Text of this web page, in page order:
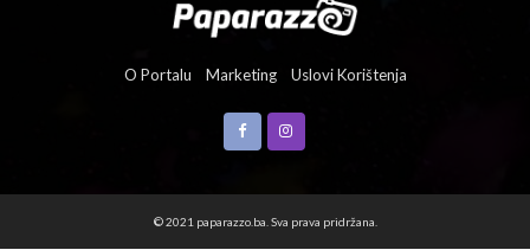
O Portalu Marketing Uslovi Korištenja
© 2021 paparazzo.ba. Sva prava pridržana.